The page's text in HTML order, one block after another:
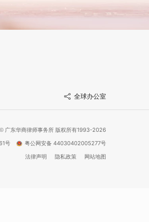
全球办公室
©广东华商律师事务所 版权所有1993-2026
号
粤公网安备 44030402005277号
法律声明
隐私政策 网站地图